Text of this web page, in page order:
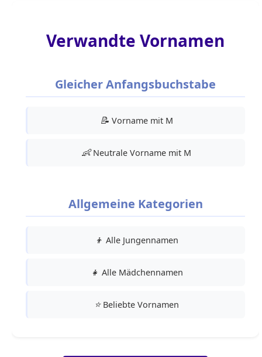
Verwandte Vornamen
Gleicher Anfangsbuchstabe
📝 Vorname mit M
👶Neutrale Vorname mit M
Allgemeine Kategorien
👦 Alle Jungennamen
👧 Alle Mädchennamen
⭐Beliebte Vornamen